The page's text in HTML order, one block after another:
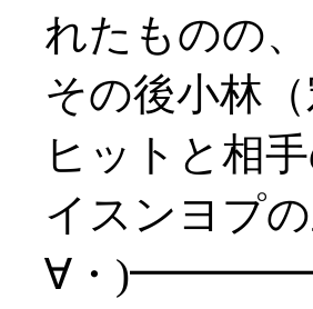
れたものの、
その後小林
ヒットと相
イスンヨプ
∀・